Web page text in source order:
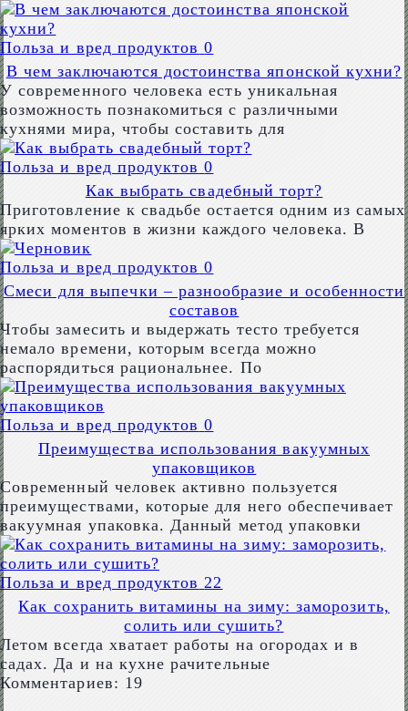
Польза и вред продуктов 0
В чем заключаются достоинства японской кухни?
У современного человека есть уникальная
возможность познакомиться с различными
кухнями мира, чтобы составить для
Польза и вред продуктов 0
Как выбрать свадебный торт?
Приготовление к свадьбе остается одним из самых
ярких моментов в жизни каждого человека. В
Польза и вред продуктов 0
Смеси для выпечки – разнообразие и особенности
составов
Чтобы замесить и выдержать тесто требуется
немало времени, которым всегда можно
распорядиться рациональнее. По
Польза и вред продуктов 0
Преимущества использования вакуумных
упаковщиков
Современный человек активно пользуется
преимуществами, которые для него обеспечивает
вакуумная упаковка. Данный метод упаковки
Польза и вред продуктов 22
Как сохранить витамины на зиму: заморозить,
солить или сушить?
Летом всегда хватает работы на огородах и в
садах. Да и на кухне рачительные
Комментариев: 19